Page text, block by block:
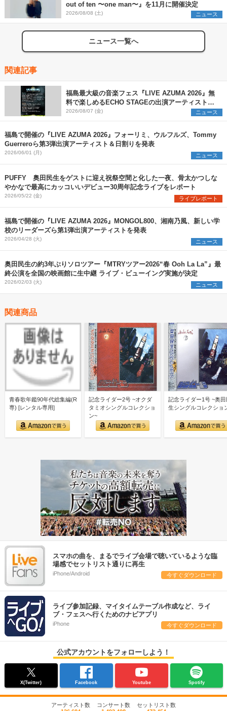
out of ten 〜one man〜』を11月に開催決定
2026/08/08 (土) ニュース
ニュース一覧へ
関連記事
福島最大級の音楽フェス『LIVE AZUMA 2026』無
料で楽しめるECHO STAGEの出演アーティストを
発表
2026/08/07 (金) ニュース
福島で開催の『LIVE AZUMA 2026』フォーリミ、ウルフルズ、Tommy
Guerreroら第3弾出演アーティスト＆日割りを発表
2026/06/01 (月) ニュース
PUFFY 奥田民生をゲストに迎え祝祭空間と化した一夜、骨太かつしな
やかなで最高にカッコいいデビュー30周年記念ライブをレポート
2026/05/22 (金) ライブレポート
福島で開催の『LIVE AZUMA 2026』MONGOL800、湘南乃⾵、新しい学
校のリーダーズら第1弾出演アーティストを発表
2026/04/28 (火) ニュース
奥田民生の約3年ぶりソロツアー『MTRYツアー2026“春 Ooh La La”』最
終公演を全国の映画館に生中継 ライブ・ビューイング実施が決定
2026/02/03 (火) ニュース
関連商品
青春歌年鑑90年代総集編(R
専) [レンタル専用]
記念ライダー2号 ~オクダ
タミオシングルコレクショ
ン~
記念ライダー1号 ~奥田
生シングルコレクショ
スマホの曲を、まるでライブ会場で聴いているような臨
場感でセットリスト通りに再生
iPhone/Android 今すぐダウンロード
ライブ参加記録、マイタイムテーブル作成など、ライ
ブ・フェスへ行くためのナビアプリ
iPhone 今すぐダウンロード
公式アカウントをフォローしよう！
X(Twitter) Facebook Youtube Spotify
アーティスト数
コンサート数
セットリスト数